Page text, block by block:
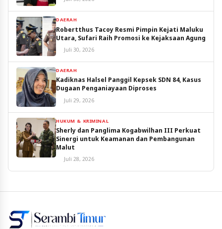
DAERAH
Robertthus Tacoy Resmi Pimpin Kejati Maluku
Utara, Sufari Raih Promosi ke Kejaksaan Agung
Juli 30, 2026
DAERAH
Kadiknas Halsel Panggil Kepsek SDN 84, Kasus
Dugaan Penganiayaan Diproses
Juli 29, 2026
HUKUM & KRIMINAL
Sherly dan Panglima Kogabwilhan III Perkuat
Sinergi untuk Keamanan dan Pembangunan
Malut
Juli 28, 2026